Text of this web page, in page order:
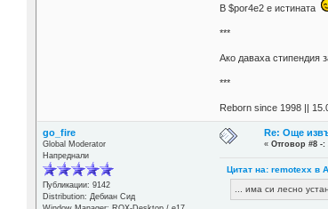
В $por4e2 e истината
***
Aко даваха стипендия
***
Reborn since 1998 ||
go_fire
Global Moderator
Напреднали
Публикации: 9142
Distribution: Дебиан Сид
Re: Още
«Отговор #8 -:
Цитат на: remotexx в
... има си лесно